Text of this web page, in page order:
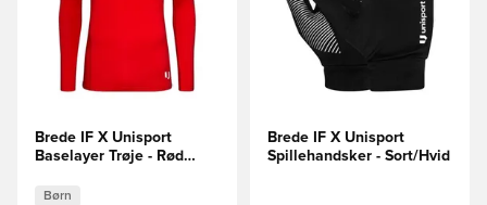
Brede IF X Unisport
Baselayer Trøje - Rød
Børn
Brede IF X Unisport
Spillehandsker - Sort/Hvid